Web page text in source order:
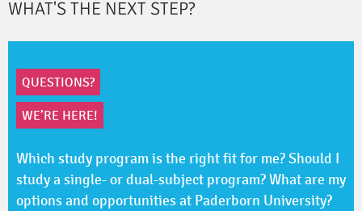
WHAT'S THE NEXT STEP?
QUESTIONS?
WE’RE HERE!
Which study program is the right fit for me? Should I
study a single- or dual-subject program? What are my
options and opportunities at Paderborn University?